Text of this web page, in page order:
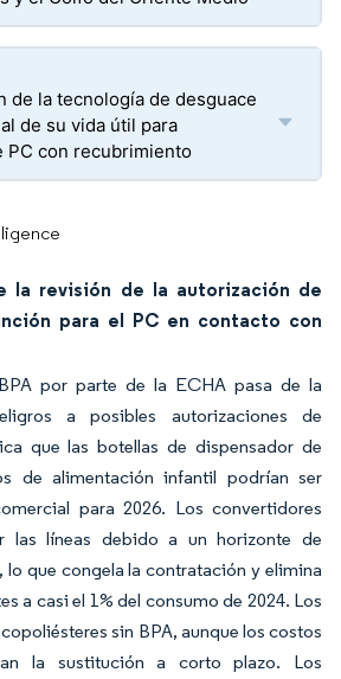
de la tecnología de desguace
de su vida útil para
PC con recubrimiento
la revisión de la autorización de
para el PC en contacto con
por parte de la ECHA pasa de la
a posibles autorizaciones de
que las botellas de dispensador de
de alimentación infantil podrían ser
para 2026. Los convertidores
las líneas debido a un horizonte de
que congela la contratación y elimina
a casi el 1% del consumo de 2024. Los
sin BPA, aunque los costos
la sustitución a corto plazo. Los